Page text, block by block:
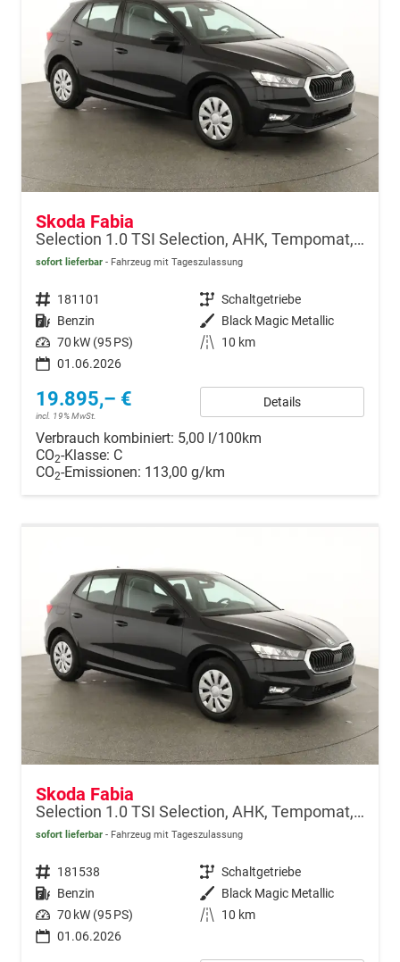
Skoda Fabia
Selection 1.0 TSI Selection, AHK, Tempomat, Ladeboden, Park, Winterpaket, SmartLink, 4-J Garantie
sofort lieferbar Fahrzeug mit Tageszulassung
Fahrzeugnr. 181101 Getriebe Schaltgetriebe
Kraftstoff Benzin Außenfarbe Black Magic Metallic
Leistung 70 kW (95 PS) Kilometerstand
10 km
01.06.2026
19.895,– €
incl. 19% MwSt.
Details
Verbrauch kombiniert: 5,00 l/100km
CO2-Klasse: C
CO2-Emissionen: 113,00 g/km
Skoda Fabia
Selection 1.0 TSI Selection, AHK, Tempomat, Ladeboden, Park, Winterpaket, SmartLink, 4-J Garantie
sofort lieferbar Fahrzeug mit Tageszulassung
Fahrzeugnr. 181538 Getriebe Schaltgetriebe
Kraftstoff Benzin Außenfarbe Black Magic Metallic
Leistung 70 kW (95 PS) Kilometerstand
10 km
01.06.2026